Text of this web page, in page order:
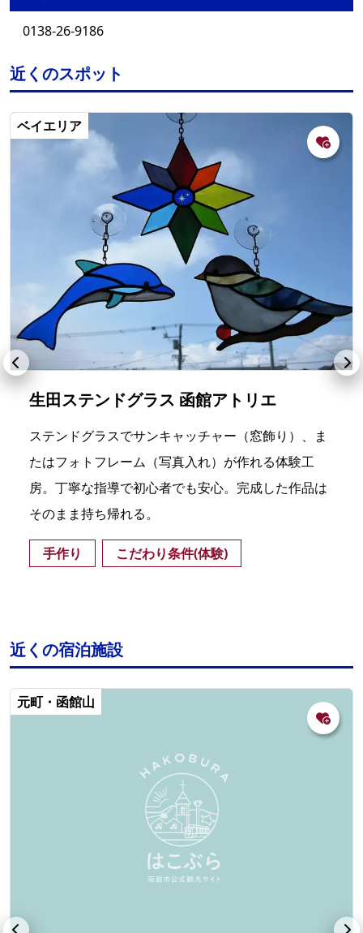
0138-26-9186
近くのスポット
ベイエリア
生田ステンドグラス 函館アトリエ
ステンドグラスでサンキャッチャー（窓飾り）、ま
たはフォトフレーム（写真入れ）が作れる体験工
房。丁寧な指導で初心者でも安心。完成した作品は
そのまま持ち帰れる。
手作り こだわり条件(体験)
近くの宿泊施設
元町・函館山